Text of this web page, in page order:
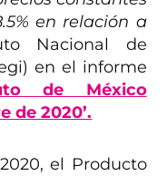
en relación a
Nacional de
en el informe
de México
de 2020’.
el Producto